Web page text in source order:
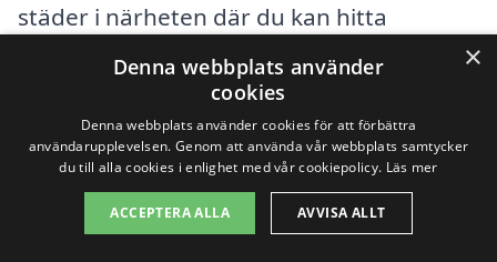
städer i närheten där du kan hitta
experter inom takrengöring.
Inom kort avstånd från Berg finns det
flera städer där du kan söka efter tjänster
för takrengöring. Här är några av dem:
×
Denna webbplats använder
cookies
Denna webbplats använder cookies för att förbättra
användarupplevelsen. Genom att använda vår webbplats samtycker
du till alla cookies i enlighet med vår cookiepolicy. Läs mer
ACCEPTERA ALLA AVVISA ALLT